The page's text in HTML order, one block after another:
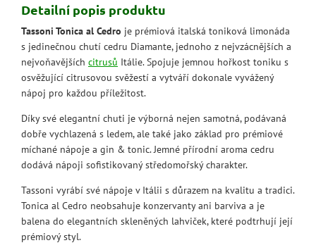
Detailní popis produktu
Tassoni Tonica al Cedro je prémiová italská toniková limonáda
s jedinečnou chutí cedru Diamante, jednoho z nejvzácnějších a
nejvoňavějších citrusů Itálie. Spojuje jemnou hořkost toniku s
osvěžující citrusovou svěžestí a vytváří dokonale vyvážený
nápoj pro každou příležitost.
Díky své elegantní chuti je výborná nejen samotná, podávaná
dobře vychlazená s ledem, ale také jako základ pro prémiové
míchané nápoje a gin & tonic. Jemné přírodní aroma cedru
dodává nápoji sofistikovaný středomořský charakter.
Tassoni vyrábí své nápoje v Itálii s důrazem na kvalitu a tradici.
Tonica al Cedro neobsahuje konzervanty ani barviva a je
balena do elegantních skleněných lahviček, které podtrhují její
prémiový styl.